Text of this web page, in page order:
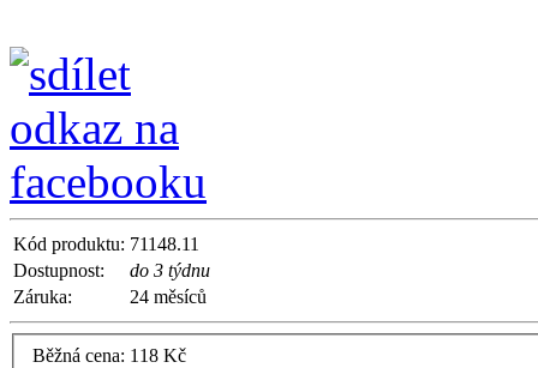
Kód produktu: 71148.11
Dostupnost:
do 3 týdnu
Záruka:
24 měsíců
Běžná cena: 118 Kč